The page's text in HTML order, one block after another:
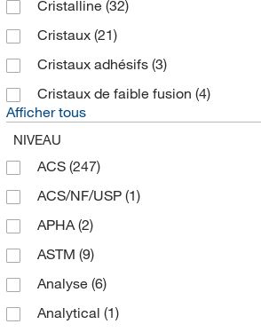
Cristalline (32)
Cristaux (21)
Cristaux adhésifs (3)
Cristaux de faible fusion (4)
Afficher tous
NIVEAU
ACS (247)
ACS/NF/USP (1)
APHA(2)
ASTM (9)
Analyse (6)
Analytical (1)